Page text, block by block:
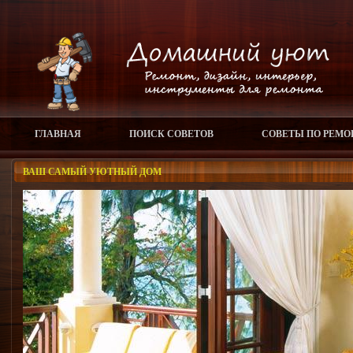
ГЛАВНАЯ ПОИСК СОВЕТОВ СОВЕТЫ ПО
ВАШ САМЫЙ УЮТНЫЙ ДОМ